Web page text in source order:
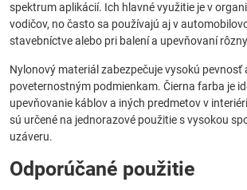
spektrum aplikácií. Ich hlavné využitie je v
vodičov, no často sa používajú aj v
stavebníctve alebo pri balení a upevňovaní
Nylonový materiál zabezpečuje vysokú pevnosť
poveternostným podmienkam. Čierna farba je
upevňovanie káblov a iných predmetov v
sú určené na jednorazové použitie s vysokou
uzáveru.
Odporúčané použitie